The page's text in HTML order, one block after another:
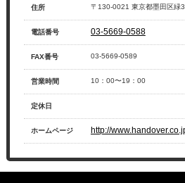
住所 〒130-0021 東京都墨田区緑
電話番号 03-5669-0588
FAX番号 03-5669-0589
営業時間 10：00〜19：00
定休日
ホームページ http://